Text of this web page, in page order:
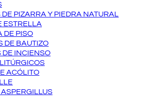
DE PIZARRA Y PIEDRA NATURAL
ESTRELLA
DE PISO
DE BAUTIZO
DE INCIENSO
ACÓLITO